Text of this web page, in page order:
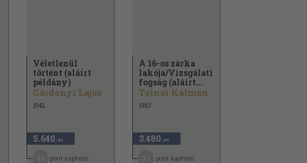
Véletlenül
történt (aláírt
példány)
Gárdonyi Lajos
1942
5.640 ,-Ft
pont kapható
A 16-os zárka
lakója/Vizsgálati
fogság (aláírt...
Tolnai Kálmán
1983
3.480 ,-Ft
pont kapható